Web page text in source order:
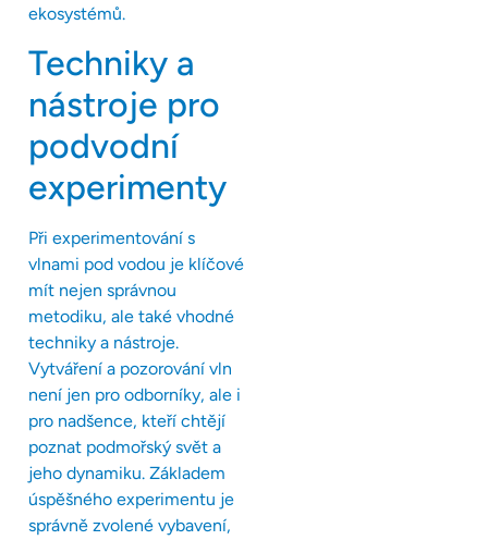
ekosystémů.
Techniky a
nástroje pro
podvodní
experimenty
Při experimentování s
vlnami pod vodou je klíčové
mít nejen správnou
metodiku, ale také vhodné
techniky a nástroje.
Vytváření a pozorování vln
není jen pro odborníky, ale i
pro nadšence, kteří chtějí
poznat podmořský svět a
jeho dynamiku. Základem
úspěšného experimentu je
správně zvolené vybavení,